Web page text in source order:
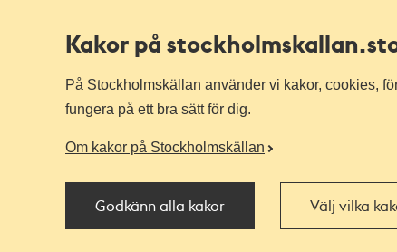
Kakor på stockholmskallan
På Stockholmskällan använder vi kakor, cookies,
fungera på ett bra sätt för dig.
Om kakor på Stockholmskällan
Godkänn alla kakor Välj vilka